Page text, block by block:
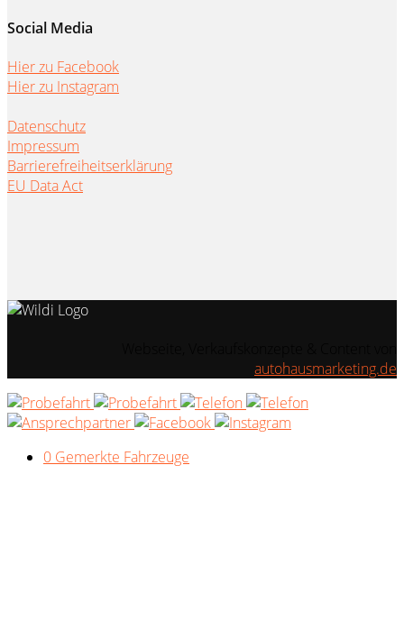
Social Media
Hier zu Facebook
Hier zu Instagram
Datenschutz
Impressum
Barrierefreiheitserklärung
EU Data Act
autohausmarketing.de
0 Gemerkte Fahrzeuge